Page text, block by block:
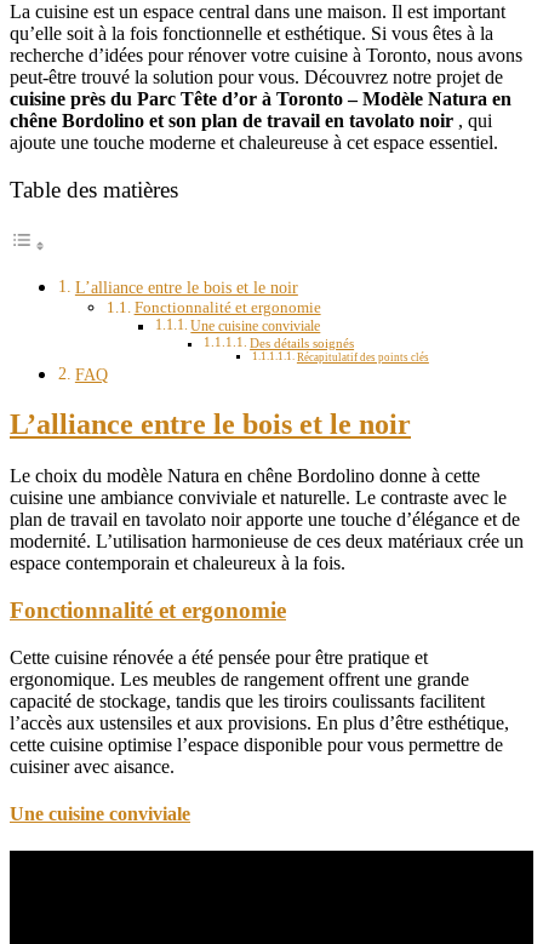
La cuisine est un espace central dans une maison. Il est important
qu’elle soit à la fois fonctionnelle et esthétique. Si vous êtes à la
recherche d’idées pour rénover votre cuisine à Toronto, nous avons
peut-être trouvé la solution pour vous. Découvrez notre projet de
cuisine près du Parc Tête d’or à Toronto – Modèle Natura en
chêne Bordolino et son plan de travail en tavolato noir , qui
ajoute une touche moderne et chaleureuse à cet espace essentiel.
Table des matières
L’alliance entre le bois et le noir
Fonctionnalité et ergonomie
Une cuisine conviviale
Des détails soignés
Récapitulatif des points clés
FAQ
L’alliance entre le bois et le noir
Le choix du modèle Natura en chêne Bordolino donne à cette
cuisine une ambiance conviviale et naturelle. Le contraste avec le
plan de travail en tavolato noir apporte une touche d’élégance et de
modernité. L’utilisation harmonieuse de ces deux matériaux crée un
espace contemporain et chaleureux à la fois.
Fonctionnalité et ergonomie
Cette cuisine rénovée a été pensée pour être pratique et
ergonomique. Les meubles de rangement offrent une grande
capacité de stockage, tandis que les tiroirs coulissants facilitent
l’accès aux ustensiles et aux provisions. En plus d’être esthétique,
cette cuisine optimise l’espace disponible pour vous permettre de
cuisiner avec aisance.
Une cuisine conviviale